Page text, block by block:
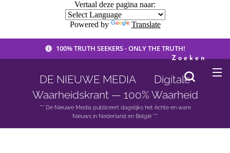
Vertaal deze pagina naar:
Powered by Translate
100% TRUTH SEEKERS - ONLY THE TRUTH!
DE NIEUWE MEDIA 🟣 Digitale
Waarheidskrant — 100% Waarheid
*** De Nieuwe Media publiceert dagelijks het èchte en ware
Nieuws in Nederland en België ***
Zoeken